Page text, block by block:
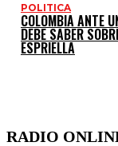
POLITICA
COLOMBIA ANTE
DEBE SABER
ESPRIELLA
RADIO